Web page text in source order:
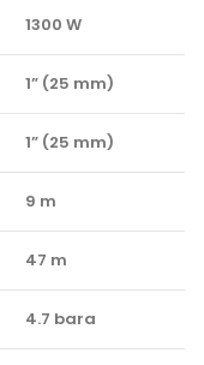
1300 W
1” (25 mm)
1” (25 mm)
9 m
47 m
4.7 bara